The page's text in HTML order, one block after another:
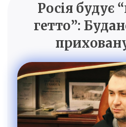
SVOI.DP.UA
Новини Дніпра
Росія будує
гетто”: